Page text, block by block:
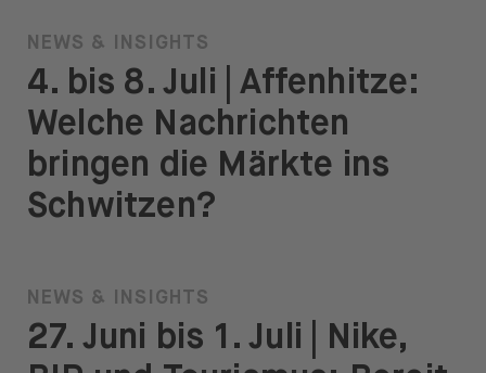
NEWS & INSIGHTS
4. bis 8. Juli | Affenhitze:
Welche Nachrichten
bringen die Märkte ins
Schwitzen?
NEWS & INSIGHTS
27. Juni bis 1. Juli | Nike,